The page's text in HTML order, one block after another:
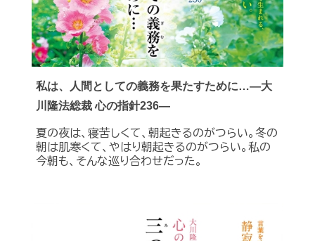
私は、人間としての義務を果たすために…―大
川隆法総裁 心の指針236―
夏の夜は、寝苦しくて、朝起きるのがつらい。冬の
朝は肌寒くて、やはり朝起きるのがつらい。私の
今朝も、そんな巡り合わせだった。